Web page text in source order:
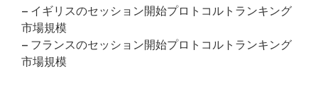
– イギリスのセッション開始プロトコルトランキング
市場規模
– フランスのセッション開始プロトコルトランキング
市場規模